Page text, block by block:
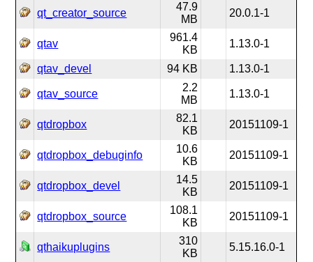
qt_creator_source
47.9
MB
20.0.1-1
qtav
961.4
KB
1.13.0-1
qtav_devel 94 KB 1.13.0-1
qtav_source
2.2
MB
1.13.0-1
qtdropbox
82.1
KB
20151109-1
qtdropbox_debuginfo
10.6
KB
20151109-1
qtdropbox_devel
14.5
KB
20151109-1
qtdropbox_source
108.1
KB
20151109-1
qthaikuplugins
310
KB
5.15.16.0-1